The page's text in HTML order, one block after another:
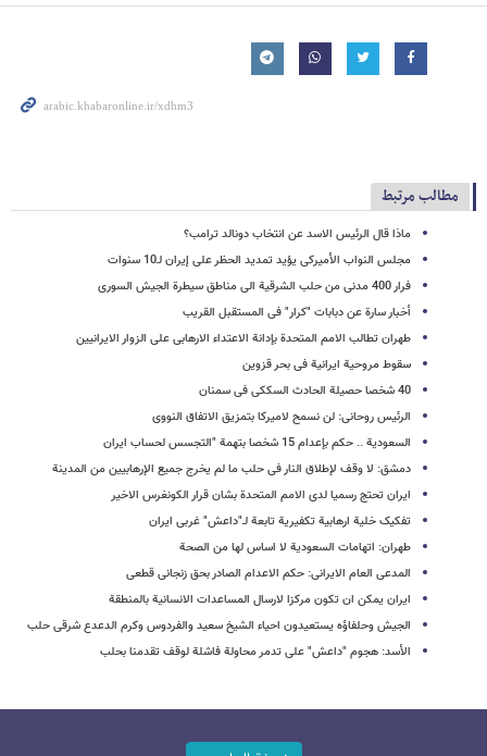
مطالب مرتبط
ماذا قال الرئیس الاسد عن انتخاب دونالد ترامب؟
مجلس النواب الأمیرکی یؤید تمدید الحظر على إیران لـ10 سنوات
فرار 400 مدنی من حلب الشرقیة الى مناطق سیطرة الجیش السوری
أخبار سارة عن دبابات "کرار" فی المستقبل القریب
طهران تطالب الامم المتحدة بإدانة الاعتداء الارهابی على الزوار الایرانیین
سقوط مروحیة ایرانیة فی بحر قزوین
40 شخصا حصیلة الحادث السککی فی سمنان
الرئیس روحانی: لن نسمح لامیرکا بتمزیق الاتفاق النووی
السعودیة .. حکم بإعدام 15 شخصا بتهمة "التجسس لحساب ایران
دمشق: لا وقف لإطلاق النار فی حلب ما لم یخرج جمیع الإرهابیین من المدینة
ایران تحتج رسمیا لدى الامم المتحدة بشان قرار الکونغرس الاخیر
تفکیک خلیة ارهابیة تکفیریة تابعة لـ"داعش" غربی ایران
طهران: اتهامات السعودیة لا اساس لها من الصحة
المدعی العام الایرانی: حکم الاعدام الصادر بحق زنجانی قطعی
ایران یمکن ان تکون مرکزا لارسال المساعدات الانسانیة بالمنطقة
الجیش وحلفاؤه یستعیدون احیاء الشیخ سعید والفردوس وکرم الدعدع شرقی حلب
الأسد: هجوم "داعش" على تدمر محاولة فاشلة لوقف تقدمنا بحلب